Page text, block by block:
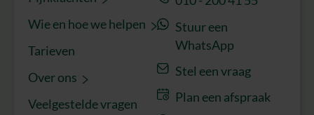
Wie en hoe we helpen
Tarieven
Over ons
Veelgestelde vragen
Stuur een
WhatsApp
Stel een vraag
Plan een afspraak